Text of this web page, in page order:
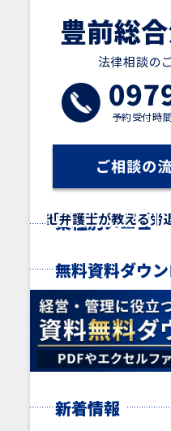
豊前総
法律相談の
予約受付時
業種別メニュー
【経営者様向け】弁
終活お話会を開催し
「２０２４年問題も
「横領が疑われたら
「業務上横領とは？
「解雇とは？日本の
弊所弁護士所属の委
セミナー告知｜「労
「弁護士が教える｜
無料資料ダウ
新着情報